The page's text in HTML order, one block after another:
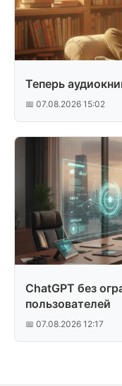
Теперь
📅 07.08.2026 15:02
ChatGPT без
пользователей
📅 07.08.2026 12:17